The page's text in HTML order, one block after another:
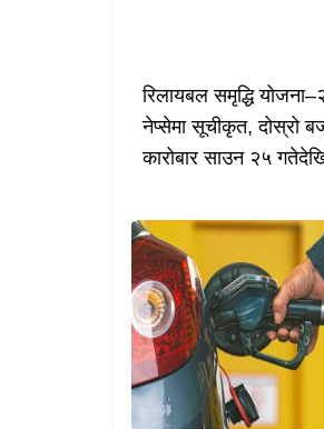
रिलायबल समृद्धि
नेप्सेमा सूचीकृत, दोस्रो
कारोबार साउन २५